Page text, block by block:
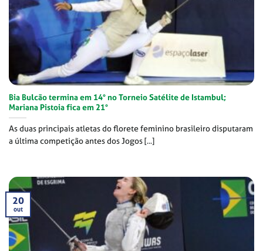
Bia Bulcão termina em 14° no Torneio Satélite de Istambul;
Mariana Pistoia fica em 21°
As duas principais atletas do florete feminino brasileiro disputaram
a última competição antes dos Jogos [...]
20
out